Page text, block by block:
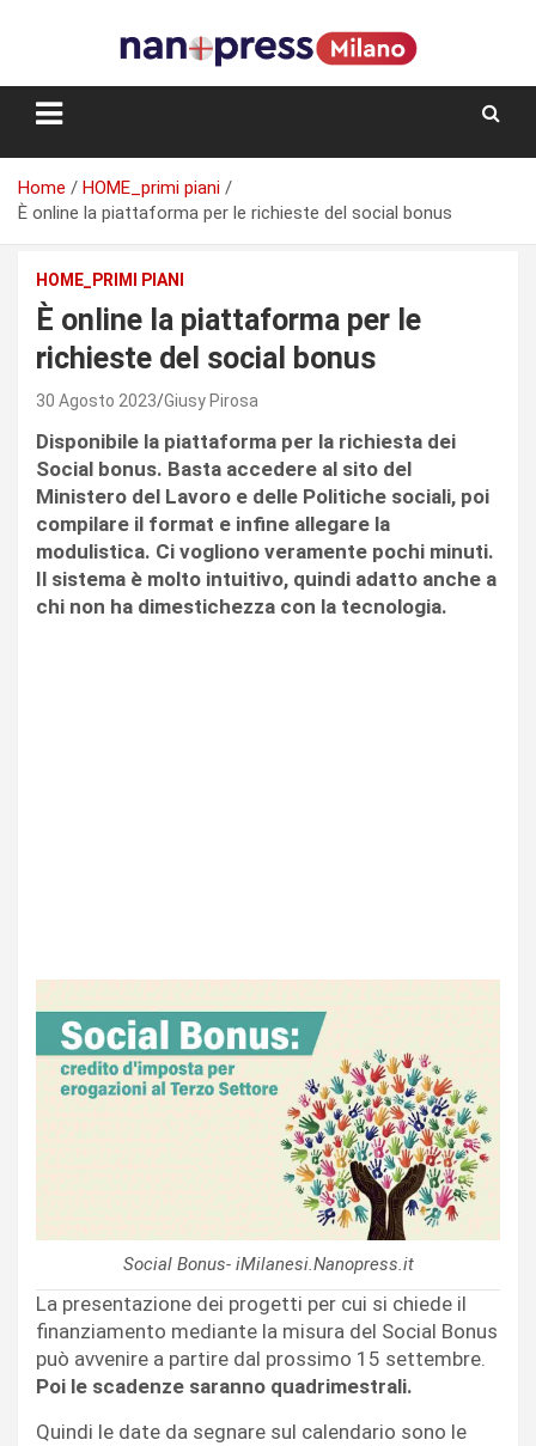
Storie e facce di una città
Home
HOME_primi piani
È online la piattaforma per le richieste del social bonus
HOME_PRIMI PIANI
È online la piattaforma per le
richieste del social bonus
30 Agosto 2023 Giusy Pirosa
Disponibile la piattaforma per la richiesta dei
Social bonus. Basta accedere al sito del
Ministero del Lavoro e delle Politiche sociali, poi
compilare il format e infine allegare la
modulistica. Ci vogliono veramente pochi minuti.
Il sistema è molto intuitivo, quindi adatto anche a
chi non ha dimestichezza con la tecnologia.
Social Bonus- iMilanesi.Nanopress.it
La presentazione dei progetti per cui si chiede il
finanziamento mediante la misura del Social Bonus
può avvenire a partire dal prossimo 15 settembre.
Poi le scadenze saranno quadrimestrali.
Quindi le date da segnare sul calendario sono le